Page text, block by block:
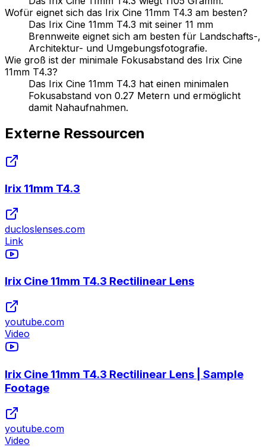
Wofür eignet sich das Irix Cine 11mm T4.3 am besten?
Das Irix Cine 11mm T4.3 mit seiner 11 mm
Brennweite eignet sich am besten für Landschafts-,
Architektur- und Umgebungsfotografie.
Wie groß ist der minimale Fokusabstand des Irix Cine
11mm T4.3?
Das Irix Cine 11mm T4.3 hat einen minimalen
Fokusabstand von 0.27 Metern und ermöglicht
damit Nahaufnahmen.
Externe Ressourcen
Irix 11mm T4.3
ducloslenses.com
Link
Irix Cine 11mm T4.3 Rectilinear Lens
youtube.com
Video
Irix Cine 11mm T4.3 Rectilinear Lens | Sample
Footage
youtube.com
Video